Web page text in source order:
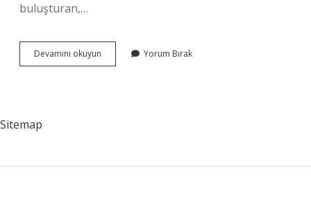
buluşturan,…
Devamını okuyun Belgesel
Film
Yorum Bırak
Sitemap